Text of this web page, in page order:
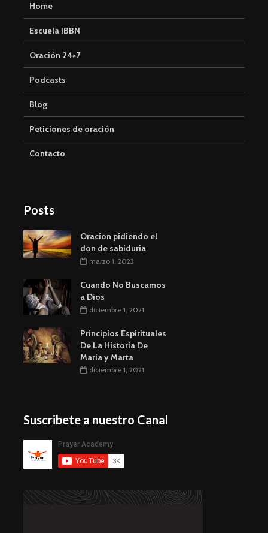
Home
Escuela IBBN
Oración 24×7
Podcasts
Blog
Peticiones de oración
Contacto
Posts
Oracion pidiendo el
don de sabiduria
marzo 1, 2023
Cuando No Buscamos
a Dios
diciembre 1, 2021
Principios Espirituales
De La Historia De
Maria y Marta
diciembre 1, 2021
Suscribete a nuestro Canal